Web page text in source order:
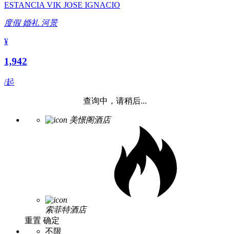
ESTANCIA VIK JOSE IGNACIO
度假 婚礼 河景
¥
1,942
/起
查询中，请稍后...
美憬阁酒店
索菲特酒店
重置 确定
不限